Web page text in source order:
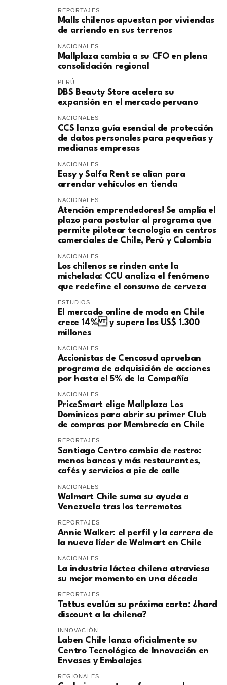
REPORTAJES
Malls chilenos apuestan por viviendas
de arriendo en sus terrenos
NACIONALES
Mallplaza cambia a su CFO en plena
consolidación regional
PERÚ
DBS Beauty Store acelera su
expansión en el mercado peruano
NACIONALES
CCS lanza guía esencial de protección
de datos personales para pequeñas y
medianas empresas
NACIONALES
Easy y Salfa Rent se alían para
arrendar vehículos en tienda
NACIONALES
Atención emprendedores! Se amplía el
plazo para postular al programa que
permite pilotear tecnología en centros
comerciales de Chile, Perú y Colombia
NACIONALES
Los chilenos se rinden ante la
michelada: CCU analiza el fenómeno
que redefine el consumo de cerveza
ESTUDIOS
El mercado online de moda en Chile
crece 14% y supera los US$ 1.300
millones
NACIONALES
Accionistas de Cencosud aprueban
programa de adquisición de acciones
por hasta el 5% de la Compañía
NACIONALES
PriceSmart elige Mallplaza Los
Dominicos para abrir su primer Club
de compras por Membrecía en Chile
REPORTAJES
Santiago Centro cambia de rostro:
menos bancos y más restaurantes,
cafés y servicios a pie de calle
NACIONALES
Walmart Chile suma su ayuda a
Venezuela tras los terremotos
REPORTAJES
Annie Walker: el perfil y la carrera de
la nueva líder de Walmart en Chile
NACIONALES
La industria láctea chilena atraviesa
su mejor momento en una década
REPORTAJES
Tottus evalúa su próxima carta: ¿hard
discount a la chilena?
INNOVACIÓN
Laben Chile lanza oficialmente su
Centro Tecnológico de Innovación en
Envases y Embalajes
REGIONALES